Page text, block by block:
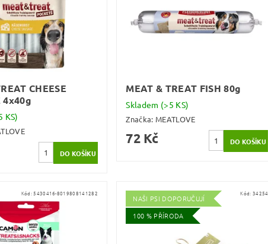
CHEESE
4x40g
KS)
MEAT & TREAT FISH 80g
Skladem (>5 KS)
Značka: MEATLOVE
72 Kč
Kód:5430416-8019808141282
NAŠI PSI DOPORUČUJÍ
100 % PŘÍRODA
Kód: 34254